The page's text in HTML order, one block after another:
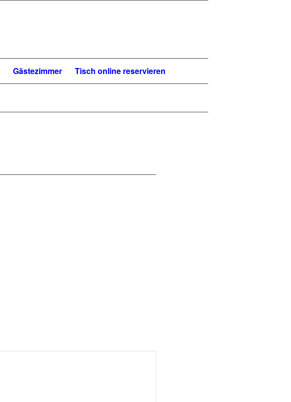
Gästezimmer Tisch online reservieren